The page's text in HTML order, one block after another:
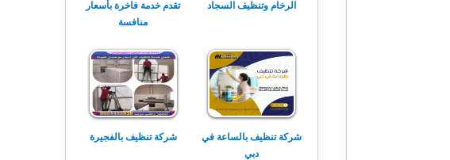
الرخام وتنظيف السجاد
تقدم خدمة فاخرة بأسعار
منافسة
شركة تنظيف بالساعة في
دبي
شركة تنظيف بالفجيرة